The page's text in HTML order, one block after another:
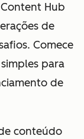
Hub
de
Comece
para
de
conteúdo